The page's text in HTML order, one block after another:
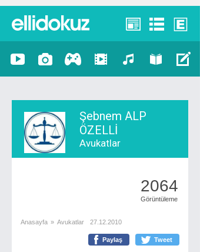
Şebnem ALP
ÖZELLİ
Avukatlar
2064
Görüntüleme
Anasayfa » Avukatlar 27.12.2010
Paylaş Tweet